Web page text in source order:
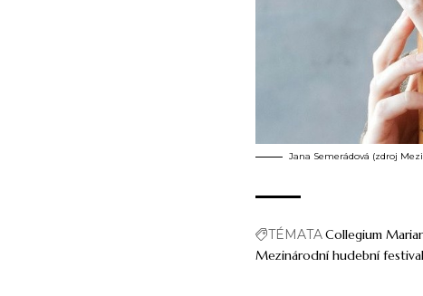
Jana Semerádová (zdroj
TÉMATACollegium
Mezinárodní hudební